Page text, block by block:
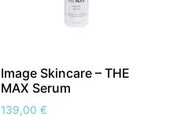
Image Skincare – THE
MAX Serum
139,00€